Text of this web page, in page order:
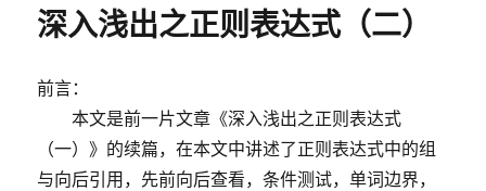
深入浅出之正则表达式（二）
前言：
本文是前一片文章《深入浅出之正则表达式
（一）》的续篇，在本文中讲述了正则表达式中的组
与向后引用，先前向后查看，条件测试，单词边界，